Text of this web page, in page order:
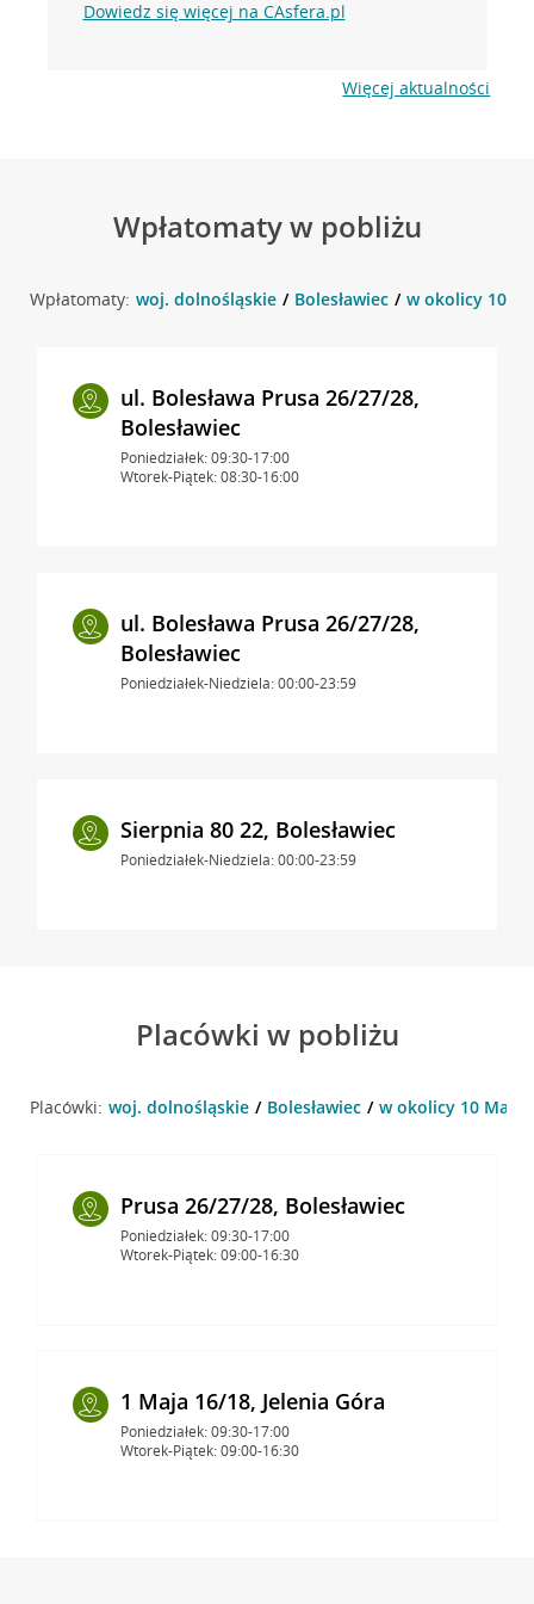
Dowiedz się więcej na CAsfera.pl
Więcej aktualności
Wpłatomaty w pobliżu
Wpłatomaty: woj. dolnośląskie Bolesławiec w okolicy 10
ul. Bolesława Prusa 26/27/28,
Bolesławiec
Poniedziałek: 09:30-17:00
Wtorek-Piątek: 08:30-16:00
ul. Bolesława Prusa 26/27/28,
Bolesławiec
Poniedziałek-Niedziela: 00:00-23:59
Sierpnia 80 22, Bolesławiec
Poniedziałek-Niedziela: 00:00-23:59
Placówki w pobliżu
Placówki: woj. dolnośląskie Bolesławiec w okolicy 10
Prusa 26/27/28, Bolesławiec
Poniedziałek: 09:30-17:00
Wtorek-Piątek: 09:00-16:30
1 Maja 16/18, Jelenia Góra
Poniedziałek: 09:30-17:00
Wtorek-Piątek: 09:00-16:30